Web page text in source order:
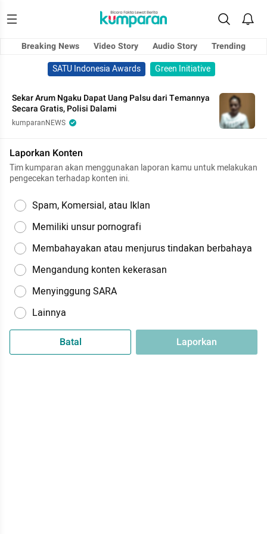
Breaking News Video Story Audio Story
Trending
SATU Indonesia Awards
Green Initiative
Sekar Arum Ngaku Dapat Uang Palsu dari Temannya
Secara Gratis, Polisi Dalami
kumparanNEWS
Laporkan Konten
Tim kumparan akan menggunakan laporan kamu untuk melakukan
pengecekan terhadap konten ini.
Spam, Komersial, atau Iklan
Memiliki unsur pornografi
Membahayakan atau menjurus tindakan berbahaya
Mengandung konten kekerasan
Menyinggung SARA
Lainnya
Batal Laporkan